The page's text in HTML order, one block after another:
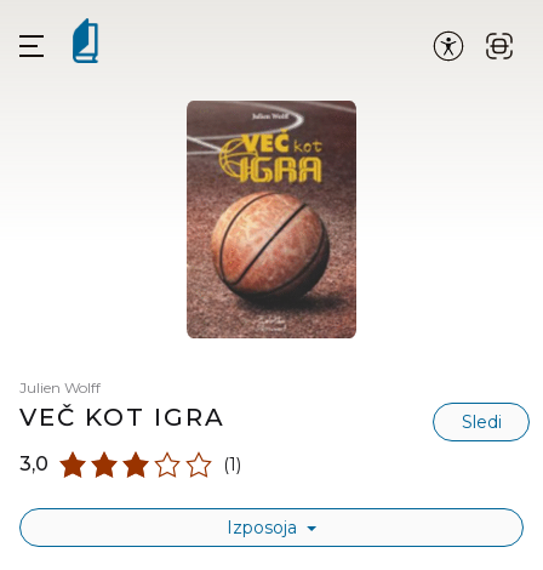
Julien Wolff
VEČ KOT IGRA Sledi
3,0 (1)
Izposoja